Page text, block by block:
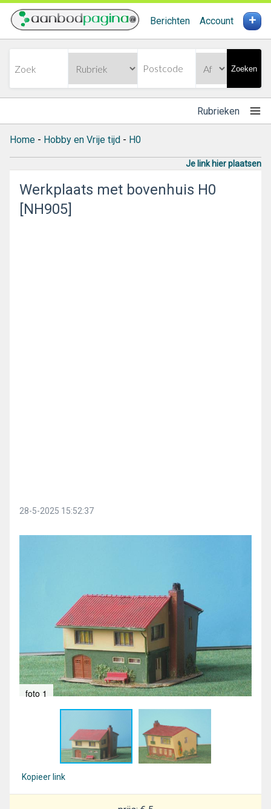
Berichten Account +
Zoeken
Rubrieken
Home - Hobby en Vrije tijd - H0
Je link hier plaatsen
Werkplaats met bovenhuis H0
[NH905]
28-5-2025 15:52:37
foto 1
Kopieer link